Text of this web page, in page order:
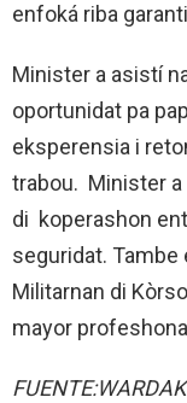
enfoká riba
Minister a asistí
oportunidat pa
eksperensia i
trabou. Minister
di koperashon
seguridat. Tambe
Militarnan di
mayor